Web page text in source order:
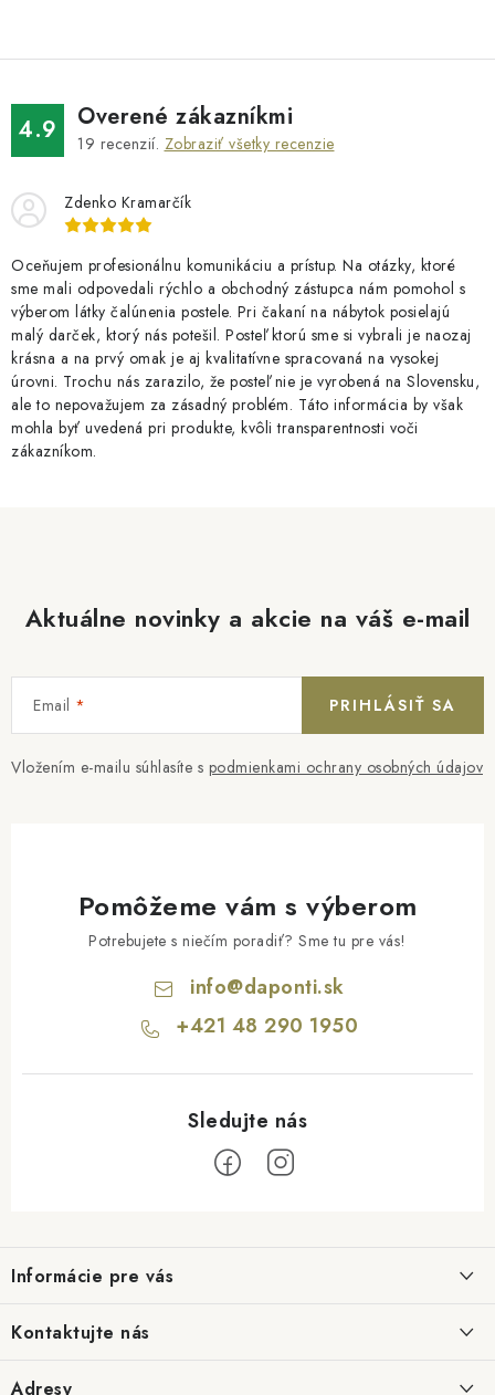
4.9 Overené zákazníkmi
19 recenzií. Zobraziť všetky recenzie
Zdenko Kramarčík
Oceňujem profesionálnu komunikáciu a prístup. Na otázky, ktoré
sme mali odpovedali rýchlo a obchodný zástupca nám pomohol s
výberom látky čalúnenia postele. Pri čakaní na nábytok posielajú
malý darček, ktorý nás potešil. Posteľ ktorú sme si vybrali je naozaj
krásna a na prvý omak je aj kvalitatívne spracovaná na vysokej
úrovni. Trochu nás zarazilo, že posteľ nie je vyrobená na Slovensku,
ale to nepovažujem za zásadný problém. Táto informácia by však
mohla byť uvedená pri produkte, kvôli transparentnosti voči
zákazníkom.
Aktuálne novinky a akcie na váš e-mail
Email
Vložením e-mailu súhlasíte s podmienkami ochrany osobných údajov
PRIHLÁSIŤ SA
Pomôžeme vám s výberom
Potrebujete s niečím poradiť? Sme tu pre vás!
info@daponti.sk
+421 48 290 1950
p
ä
Informácie pre vás
Hodnotenie obchodu
Kontaktujte nás
Adresy